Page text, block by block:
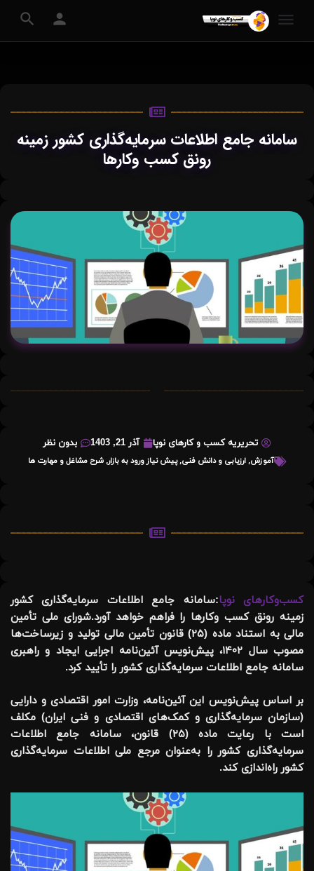
سامانه جامع اطلاعات سرمایه‌گذاری کشور زمینه
رونق کسب وکارها
تحریریه کسب و کارهای نوپا آذر 21, 1403 بدون نظر
آموزش,ارزیابی و دانش فنی,پیش نیاز ورود به بازار,شرح مشاغل و مهارت ها
کسب‌وکارهای نوپا:سامانه جامع اطلاعات سرمایه‌گذاری کشور
زمینه رونق کسب وکارها را فراهم خواهد آورد.شورای ملی تأمین
مالی به استناد ماده (۲۵) قانون تأمین مالی تولید و زیرساخت‌ها
مصوب سال ۱۴۰۲، پیش‌نویس آئین‌نامه اجرایی ایجاد و راهبری
سامانه جامع اطلاعات سرمایه‌گذاری کشور را تأیید کرد.
بر اساس پیش‌نویس این آئین‌نامه، وزارت امور اقتصادی و دارایی
(سازمان سرمایه‌گذاری و کمک‌های اقتصادی و فنی ایران) مکلف
است با رعایت ماده (۲۵) قانون، سامانه جامع اطلاعات
سرمایه‌گذاری کشور را به‌عنوان مرجع ملی اطلاعات سرمایه‌گذاری
کشور راه‌اندازی کند.